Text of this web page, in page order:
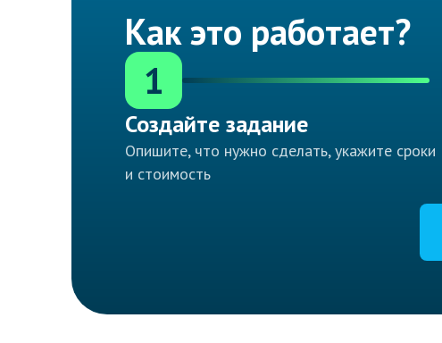
Как это работает?
1
Создайте задание
Опишите, что нужно сделать, укажите сроки
и стоимость